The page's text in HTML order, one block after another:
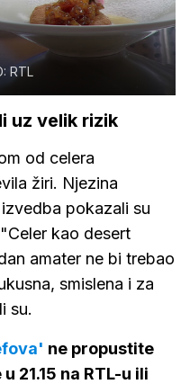
RTL
uz velik rizik
od celera
žiri. Njezina
pokazali su
kao desert
amater ne bi trebao
smislena i za
su.
ne propustite
21.15 na RTL-u ili